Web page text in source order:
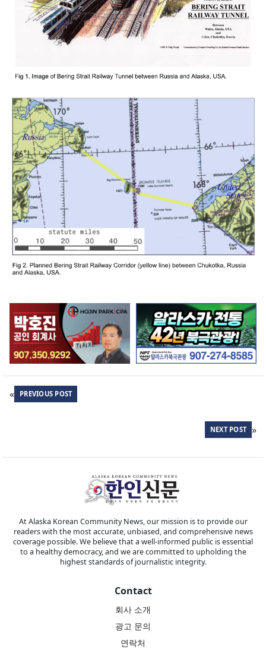
« PREVIOUS POST
NEXT POST »
At Alaska Korean Community News, our mission is to provide our
readers with the most accurate, unbiased, and comprehensive news
coverage possible. We believe that a well-informed public is essential
to a healthy democracy, and we are committed to upholding the
highest standards of journalistic integrity.
Contact
회사 소개
광고 문의
연락처